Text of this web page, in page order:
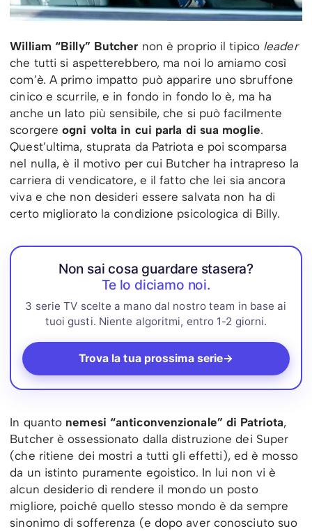
William “Billy” Butchernon è proprio il tipico leader
che tutti si aspetterebbero, ma noi lo amiamo così
com’è. A primo impatto può apparire uno sbruffone
cinico e scurrile, e in fondo in fondo lo è, ma ha
anche un lato più sensibile, che si può facilmente
scorgere ogni volta in cui parla di sua moglie.
Quest’ultima, stuprata da Patriota e poi scomparsa
nel nulla, è il motivo per cui Butcher ha intrapreso la
carriera di vendicatore, e il fatto che lei sia ancora
viva e che non desideri essere salvata non ha di
certo migliorato la condizione psicologica di Billy.
Non sai cosa guardare stasera?
Te lo diciamo noi.
3 serie TV scelte a mano dal nostro team in base ai
tuoi gusti. Niente algoritmi, entro 1-2 giorni.
Trova la tua prossima serie→
In quanto nemesi “anticonvenzionale” di Patriota,
Butcher è ossessionato dalla distruzione dei Super
(che ritiene dei mostri a tutti gli effetti), ed è mosso
da un istinto puramente egoistico. In lui non vi è
alcun desiderio di rendere il mondo un posto
migliore, poiché quello stesso mondo è da sempre
sinonimo di sofferenza (e dopo aver conosciuto suo